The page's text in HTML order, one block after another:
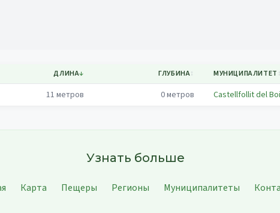
ДЛИНА↓ ГЛУБИНА↕ МУНИЦИПАЛИТЕТ ↕
11 метров 0метров Castellfollit del
Узнать больше
Карта Пещеры Регионы Муниципалитеты